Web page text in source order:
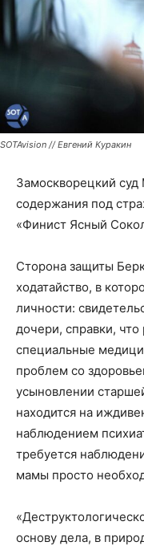
SOTAvision // Евгений Куракин
Замоскворецкий
содержания под
«Финист Ясный
Сторона защиты
ходатайство, в
личности:
дочери, справки,
специальные
проблем со
усыновлении
находится на
наблюдением
требуется
мамы просто
основу дела, в